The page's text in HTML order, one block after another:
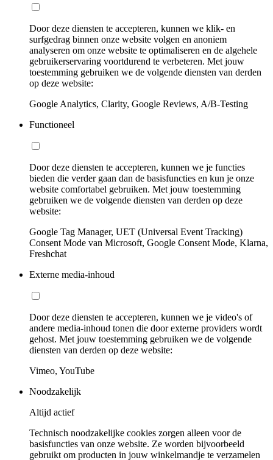
Door deze diensten te accepteren, kunnen we klik- en
surfgedrag binnen onze website volgen en anoniem
analyseren om onze website te optimaliseren en de algehele
gebruikerservaring voortdurend te verbeteren. Met jouw
toestemming gebruiken we de volgende diensten van derden
op deze website:
Google Analytics, Clarity, Google Reviews, A/B-Testing
Functioneel
Door deze diensten te accepteren, kunnen we je functies
bieden die verder gaan dan de basisfuncties en kun je onze
website comfortabel gebruiken. Met jouw toestemming
gebruiken we de volgende diensten van derden op deze
website:
Google Tag Manager, UET (Universal Event Tracking)
Consent Mode van Microsoft, Google Consent Mode, Klarna,
Freshchat
Externe media-inhoud
Door deze diensten te accepteren, kunnen we je video's of
andere media-inhoud tonen die door externe providers wordt
gehost. Met jouw toestemming gebruiken we de volgende
diensten van derden op deze website:
Vimeo, YouTube
Noodzakelijk
Altijd actief
Technisch noodzakelijke cookies zorgen alleen voor de
basisfuncties van onze website. Ze worden bijvoorbeeld
gebruikt om producten in jouw winkelmandje te verzamelen